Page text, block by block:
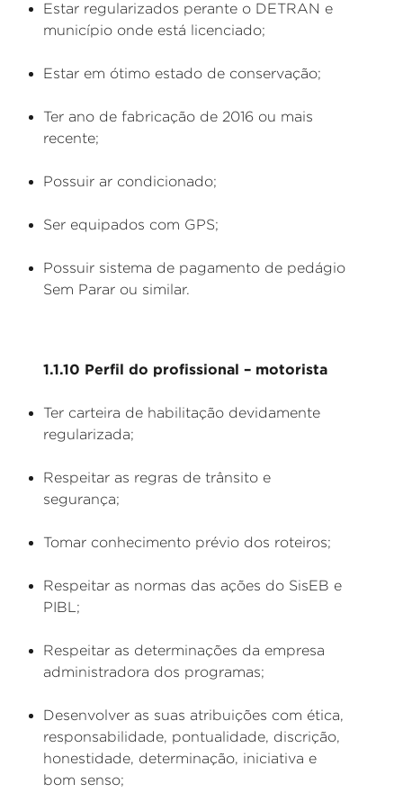
Estar regularizados perante o DETRAN e
município onde está licenciado;
Estar em ótimo estado de conservação;
Ter ano de fabricação de 2016 ou mais
recente;
Possuir ar condicionado;
Ser equipados com GPS;
Possuir sistema de pagamento de pedágio
Sem Parar ou similar.
1.1.10 Perfil do profissional – motorista
Ter carteira de habilitação devidamente
regularizada;
Respeitar as regras de trânsito e
segurança;
Tomar conhecimento prévio dos roteiros;
Respeitar as normas das ações do SisEB e
PIBL;
Respeitar as determinações da empresa
administradora dos programas;
Desenvolver as suas atribuições com ética,
responsabilidade, pontualidade, discrição,
honestidade, determinação, iniciativa e
bom senso;